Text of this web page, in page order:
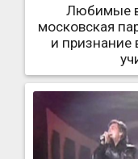
Любимые
московская
и признание